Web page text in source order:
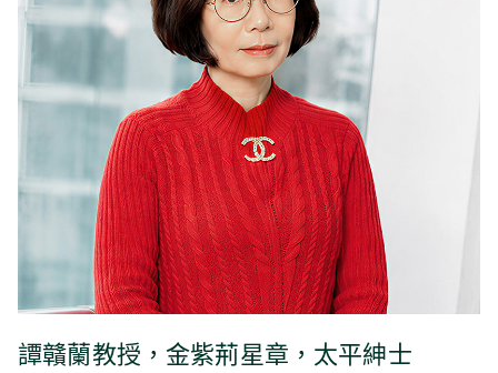
譚贛蘭教授，金紫荊星章，太平紳士